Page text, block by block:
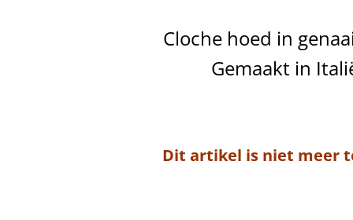
Cloche hoed in
Gemaakt in
Dit artikel is niet meer